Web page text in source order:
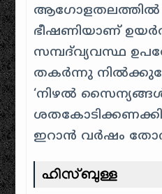
ആഗോളതലത്തിൽ
ഭീഷണിയാണ്
സമ്പദ്‌വ്യവസ്ഥ
തകർന്നു
‘നിഴൽ
ഇറാൻ വർഷം
ഹിസ്ബുള്ള